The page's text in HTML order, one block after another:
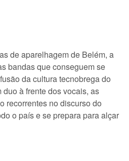
de aparelhagem de Belém, a
bandas que conseguem se
da cultura tecnobrega do
à frente dos vocais, as
recorrentes no discurso do
o país e se prepara para alçar